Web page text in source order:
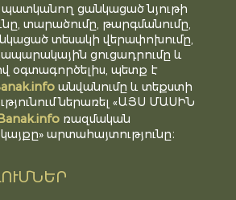
պատկանող ցանկացած նյութի
տարածումը, թարգմանումը,
տեսակի վերափոխումը,
ցուցադրումը և
օգտագործելիս, պետք է
անվանումը և տեքստի
ներառել «ԱՅՍ ՄԱՍԻՆ
ռազմական
արտահայտությունը։